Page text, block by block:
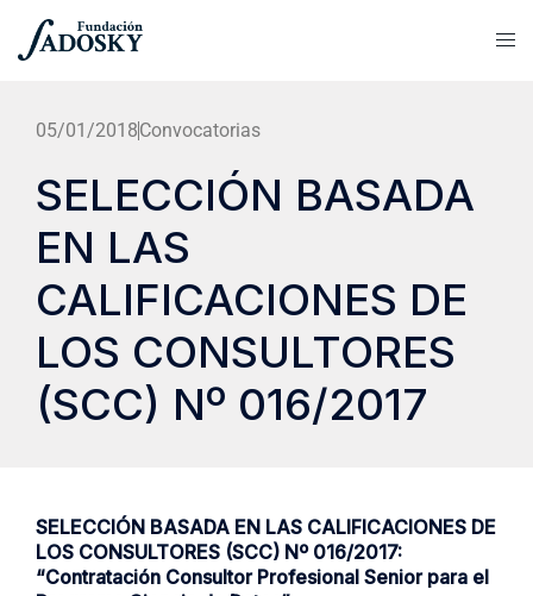
05/01/2018Convocatorias
SELECCIÓN BASADA
EN LAS
CALIFICACIONES DE
LOS CONSULTORES
(SCC) Nº 016/2017
SELECCIÓN BASADA EN LAS CALIFICACIONES DE
LOS CONSULTORES (SCC) Nº 016/2017:
“Contratación Consultor Profesional Senior para el